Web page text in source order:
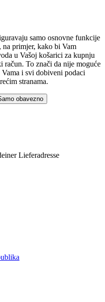
samo osnovne funkcije
na primjer, kako bi Vam
u Vašoj košarici za kupnju
To znači da nije moguće
i svi dobiveni podaci
stranama.
obavezno
Lieferadresse